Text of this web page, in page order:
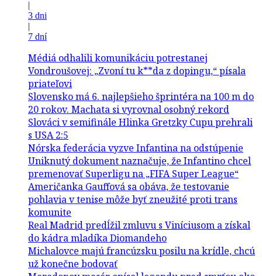
|
3 dni
|
7 dní